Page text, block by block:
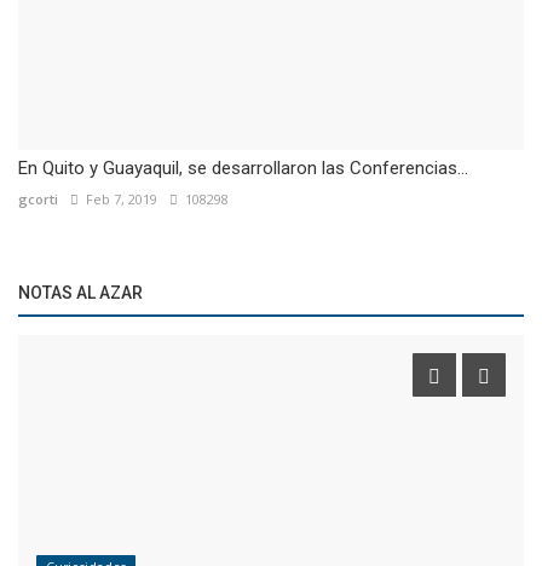
En Quito y Guayaquil, se desarrollaron las Conferencias...
gcorti Feb 7, 2019 108298
NOTAS AL AZAR